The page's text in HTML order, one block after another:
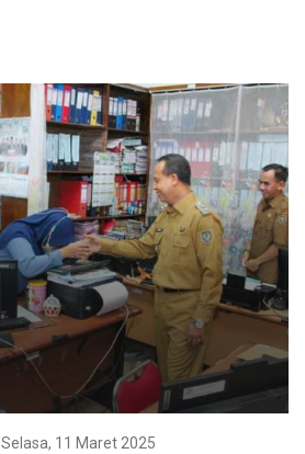
Selasa, 11 Maret 2025